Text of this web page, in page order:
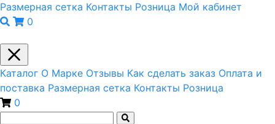
Размерная сетка Контакты Розница Мой кабинет
0
Каталог О Марке Отзывы Как сделать заказ Оплата и
поставка Размерная сетка Контакты Розница
0